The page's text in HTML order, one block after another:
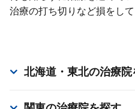
治療の打ち切りなど損をし
北海道・東北の治療院